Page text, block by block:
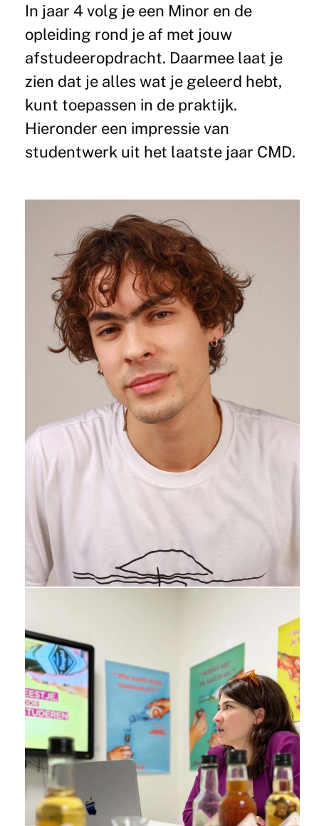
In jaar 4 volg je een Minor en de
opleiding rond je af met jouw
afstudeeropdracht. Daarmee laat je
zien dat je alles wat je geleerd hebt,
kunt toepassen in de praktijk.
Hieronder een impressie van
studentwerk uit het laatste jaar CMD.